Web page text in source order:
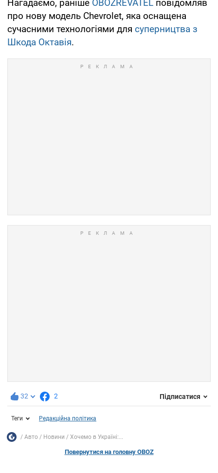
Нагадаємо, раніше OBOZREVATEL повідомляв
про нову модель Chevrolet, яка оснащена
сучасними технологіями для суперництва з
Шкода Октавія.
32 2 Підписатися
Теги Редакційна політика
Авто Новини Хочемо в Україні:...
Повернутися на головну OBOZ